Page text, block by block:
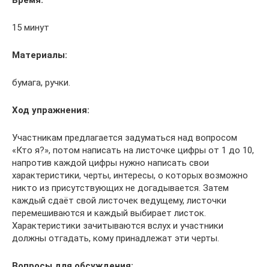
15 минут
Материалы:
бумага, ручки.
Ход упражнения:
Участникам предлагается задуматься над вопросом
«Кто я?», потом написать на листочке цифры от 1 до 10,
напротив каждой цифры нужно написать свои
характеристики, черты, интересы, о которых возможно
никто из присутствующих не догадывается. Затем
каждый сдаёт свой листочек ведущему, листочки
перемешиваются и каждый выбирает листок.
Характеристики зачитываются вслух и участники
должны отгадать, кому принадлежат эти черты.